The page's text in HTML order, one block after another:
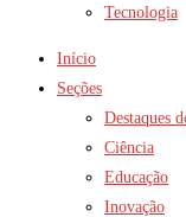
Tecnologia
Início
Seções
Destaques
Ciência
Educação
Inovação